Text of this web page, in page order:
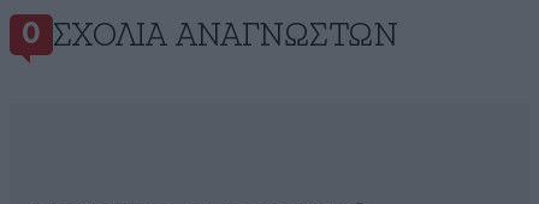
0 ΣΧΌΛΙΑ ΑΝΑΓΝΩΣΤΏΝ